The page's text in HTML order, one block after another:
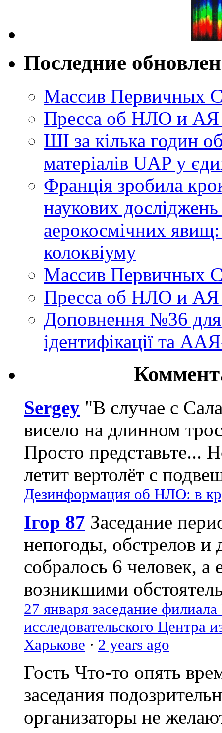
Последние
Массив Первичных
Пресса об НЛО и
ШІ за кілька годин
матеріалів UAP у
Франція зробила
наукових
аерокосмічних
колоквіуму
Массив Первичных
Пресса об НЛО и
Доповнення №36
ідентифікації та
Sergey "В случае с
висело на длинном
Просто представьте...
летит вертолёт с
Дезинформация об НЛО: в
Ігор 87 Заседание
непогоды, обстрелов и
собралось 6 человек, а
возникшими
27 января заседание
исследовательского Центра
Харькове · 2 years ago
Гость Что-то опять
заседания
организаторы не